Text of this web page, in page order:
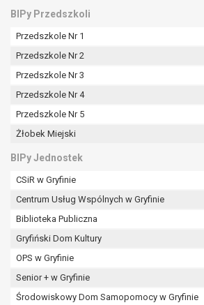
BIPy Przedszkoli
Przedszkole Nr 1
Przedszkole Nr 2
Przedszkole Nr 3
Przedszkole Nr 4
Przedszkole Nr 5
Żłobek Miejski
BIPy Jednostek
CSiR w Gryfinie
Centrum Usług Wspólnych w Gryfinie
Biblioteka Publiczna
Gryfiński Dom Kultury
OPS w Gryfinie
Senior + w Gryfinie
Środowiskowy Dom Samopomocy w Gryfinie